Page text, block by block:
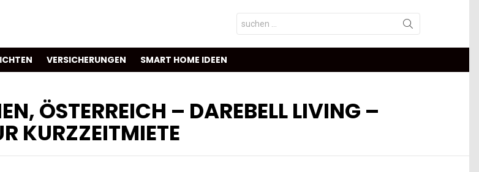
Search
for:
VERSICHERUNGEN SMART HOME IDEEN
ÖSTERREICH – DAREBELL LIVING –
KURZZEITMIETE